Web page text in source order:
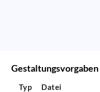
Gestaltungsvorgaben
Typ Datei